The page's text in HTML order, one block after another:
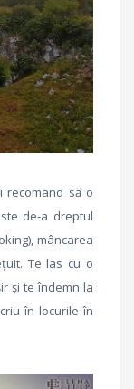
recomand să o
de-a dreptul
mâncarea
Te las cu o
și te îndemn la
în locurile în